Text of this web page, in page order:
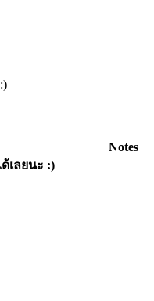
เลยนะ :)
Notes